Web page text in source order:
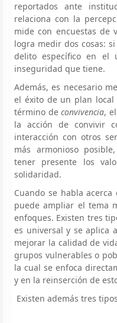
reportados ante
relaciona con la
mide con encuestas de
logra medir dos cosas:
delito específico en el
inseguridad que tiene.
Además, es necesario
el éxito de un plan
término de convivencia,
la acción de convivir
interacción con otros
más armonioso
tener presente los
solidaridad.
Cuando se habla
puede ampliar el tema
enfoques. Existen tres
es universal y se aplica
mejorar la calidad de
grupos vulnerables o
la cual se enfoca
y en la reinserción de
Existen además tres